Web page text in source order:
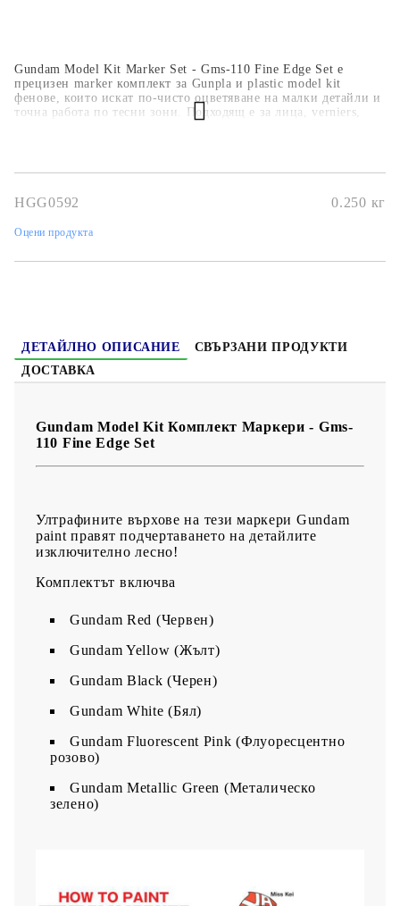
Gundam Model Kit Marker Set - Gms-110 Fine Edge Set е
прецизен marker комплект за Gunpla и plastic model kit
фенове, които искат по-чисто оцветяване на малки детайли и
точна работа по тесни зони. Подходящ е за лица, verniers,
фини детайли идеален за Gundam и Gunpla модели удобен
HGG0592 0.250 кг
Оцени продукта
ДЕТАЙЛНО ОПИСАНИЕ
СВЪРЗАНИ ПРОДУКТИ
ДОСТАВКА
Gundam Model Kit Комплект Маркери - Gms-
110 Fine Edge Set
Ултрафините върхове на тези маркери Gundam
paint правят подчертаването на детайлите
изключително лесно!
Комплектът включва
Gundam Red (Червен)
Gundam Yellow (Жълт)
Gundam Black (Черен)
Gundam White (Бял)
Gundam Fluorescent Pink (Флуоресцентно
розово)
Gundam Metallic Green (Металическо
зелено)